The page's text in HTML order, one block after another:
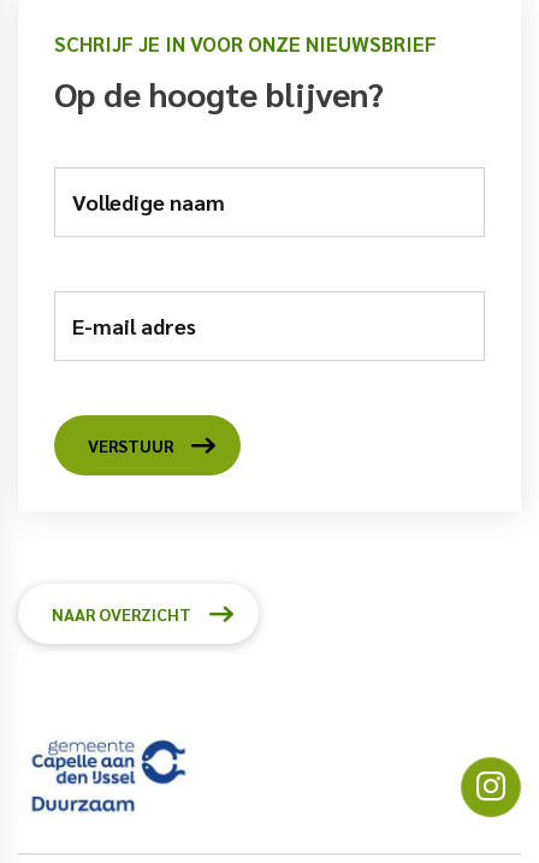
SCHRIJF JE IN VOOR ONZE NIEUWSBRIEF
Op de hoogte blijven?
Volledige naam
E-mail adres
VERSTUUR
NAAR OVERZICHT